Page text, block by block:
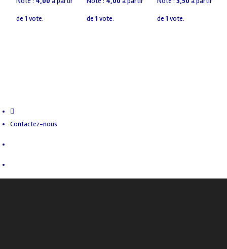
de1 vote. de1 vote. de1 vote.
Contactez-nous